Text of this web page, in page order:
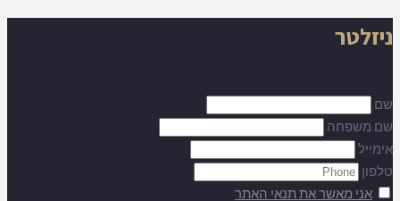
ניזלטר
שם
שם משפחה
אימייל
טלפון
אני מאשר את תנאי האתר